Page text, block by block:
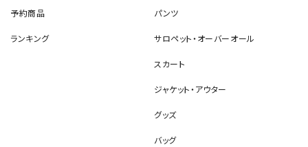
予約商品
ランキング
パンツ
サロペット・オーバーオール
スカート
ジャケット・アウター
グッズ
バッグ